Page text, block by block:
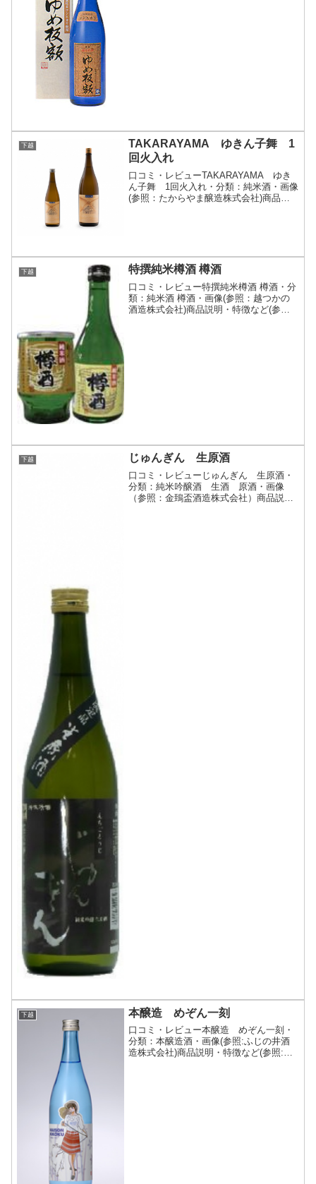
下越
TAKARAYAMA ゆきん子舞 1
回火入れ
口コミ・レビューTAKARAYAMA ゆき
ん子舞 1回火入れ・分類：純米酒・画像
(参照：たからやま醸造株式会社)商品説
下越 特撰純米樽酒 樽酒
口コミ・レビュー特撰純米樽酒 樽酒・分
類：純米酒 樽酒・画像(参照：越つかの
酒造株式会社)商品説明・特徴など(参
下越 じゅんぎん 生原酒
口コミ・レビューじゅんぎん 生原酒・
分類：純米吟醸酒 生酒 原酒・画像
（参照：金鵄盃酒造株式会社）商品説
下越 本醸造 めぞん一刻
口コミ・レビュー本醸造 めぞん一刻・
分類：本醸造酒・画像(参照:ふじの井酒
造株式会社)商品説明・特徴など(参照:ふ